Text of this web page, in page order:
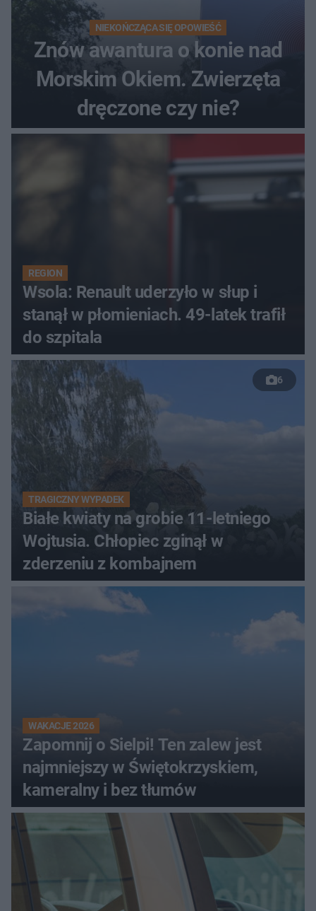
NIEKOŃCZĄCA SIĘ OPOWIEŚĆ
Znów awantura o konie nad
Morskim Okiem. Zwierzęta
dręczone czy nie?
REGION
Wsola: Renault uderzyło w słup i
stanął w płomieniach. 49-latek trafił
do szpitala
6
TRAGICZNY WYPADEK
Białe kwiaty na grobie 11-letniego
Wojtusia. Chłopiec zginął w
zderzeniu z kombajnem
WAKACJE 2026
Zapomnij o Sielpi! Ten zalew jest
najmniejszy w Świętokrzyskiem,
kameralny i bez tłumów